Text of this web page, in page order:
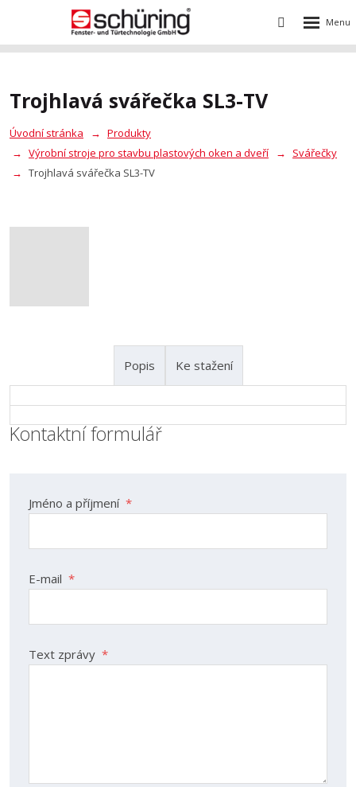
Vyhledávání
Rozbalení
Trojhlavá svářečka SL3-TV
Úvodní stránka
Produkty
Výrobní stroje pro stavbu plastových oken a dveří
Svářečky
Trojhlavá svářečka SL3-TV
Popis Ke stažení
Kontaktní formulář
Jméno a příjmení *
E-mail *
Text zprávy *